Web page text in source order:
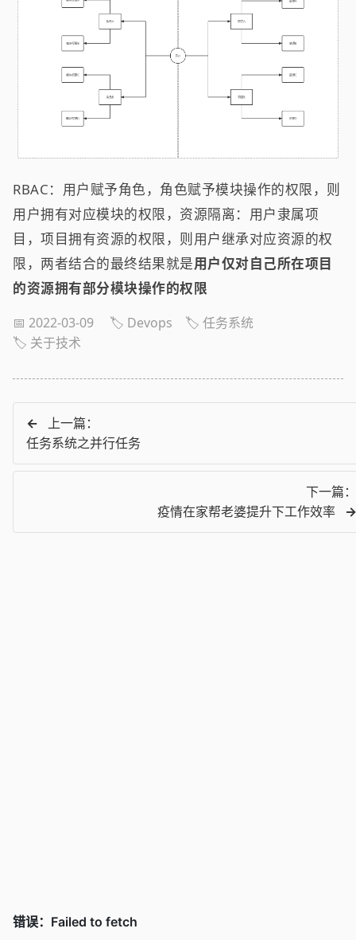
RBAC：用户赋予角色，角色赋予模块操作的权限，则
用户拥有对应模块的权限，资源隔离：用户隶属项
目，项目拥有资源的权限，则用户继承对应资源的权
限，两者结合的最终结果就是用户仅对自己所在项目
的资源拥有部分模块操作的权限
📅 2022-03-09 🏷️ Devops
🏷️ 任务系统
🏷️ 关于技术
←
上一篇：
任务系统之并行任务
下一篇：
疫情在家帮老婆提升下工作效率
→